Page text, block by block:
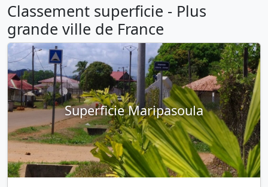
Classement superficie - Plus
grande ville de France
Superficie Maripasoula